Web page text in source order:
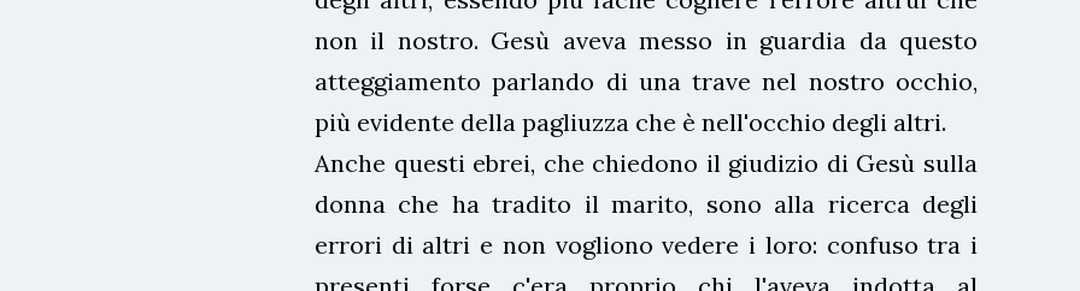
non il nostro. Gesù aveva messo in guardia da questo
atteggiamento parlando di una trave nel nostro occhio,
più evidente della pagliuzza che è nell'occhio degli altri.
Anche questi ebrei, che chiedono il giudizio di Gesù sulla
donna che ha tradito il marito, sono alla ricerca degli
errori di altri e non vogliono vedere i loro: confuso tra i